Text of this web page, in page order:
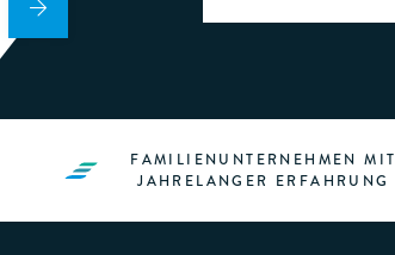
FAMILIENUNTERNEHMEN MIT
JAHRELANGER ERFAHRUNG